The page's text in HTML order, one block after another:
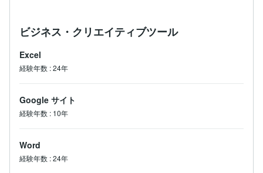
ビジネス・クリエイティブツール
Excel
経験年数 :24年
Google サイト
経験年数 : 10年
Word
経験年数 :24年